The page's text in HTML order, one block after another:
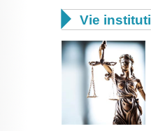
 Vie